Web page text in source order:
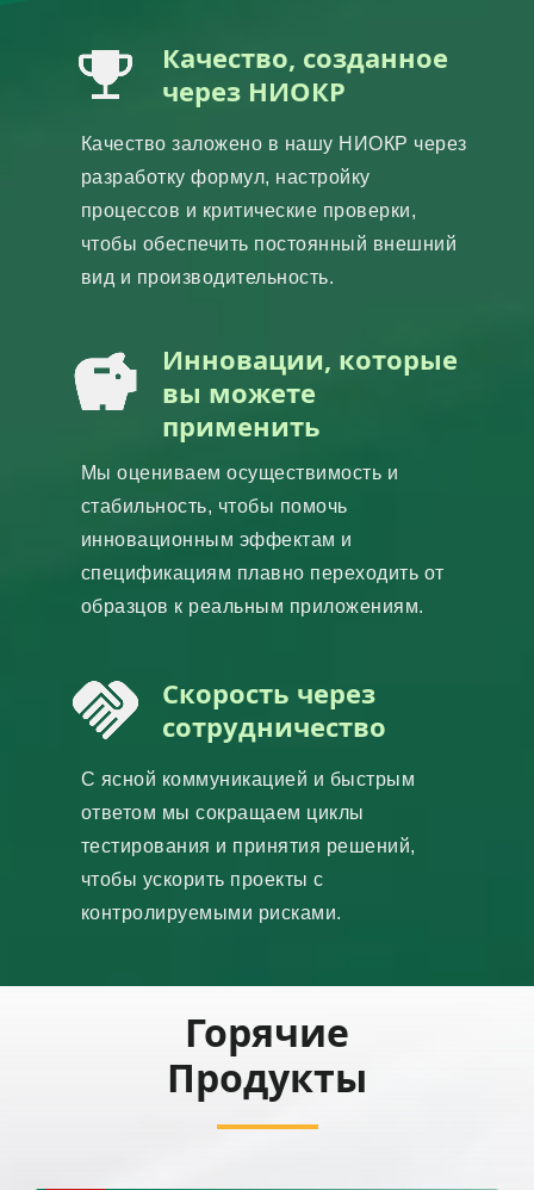
Качество, созданное
через НИОКР
Качество заложено в нашу НИОКР через
разработку формул, настройку
процессов и критические проверки,
чтобы обеспечить постоянный внешний
вид и производительность.
Инновации, которые
вы можете
применить
Мы оцениваем осуществимость и
стабильность, чтобы помочь
инновационным эффектам и
спецификациям плавно переходить от
образцов к реальным приложениям.
Скорость через
сотрудничество
С ясной коммуникацией и быстрым
ответом мы сокращаем циклы
тестирования и принятия решений,
чтобы ускорить проекты с
контролируемыми рисками.
Горячие
Продукты